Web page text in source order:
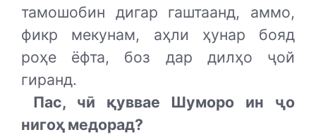
тамошобин дигар гаштаанд, аммо,
фикр мекунам, аҳли ҳунар бояд
роҳе ёфта, боз дар дилҳо ҷой
гиранд.
Пас, чӣ қуввае Шуморо ин ҷо
нигоҳ медорад?